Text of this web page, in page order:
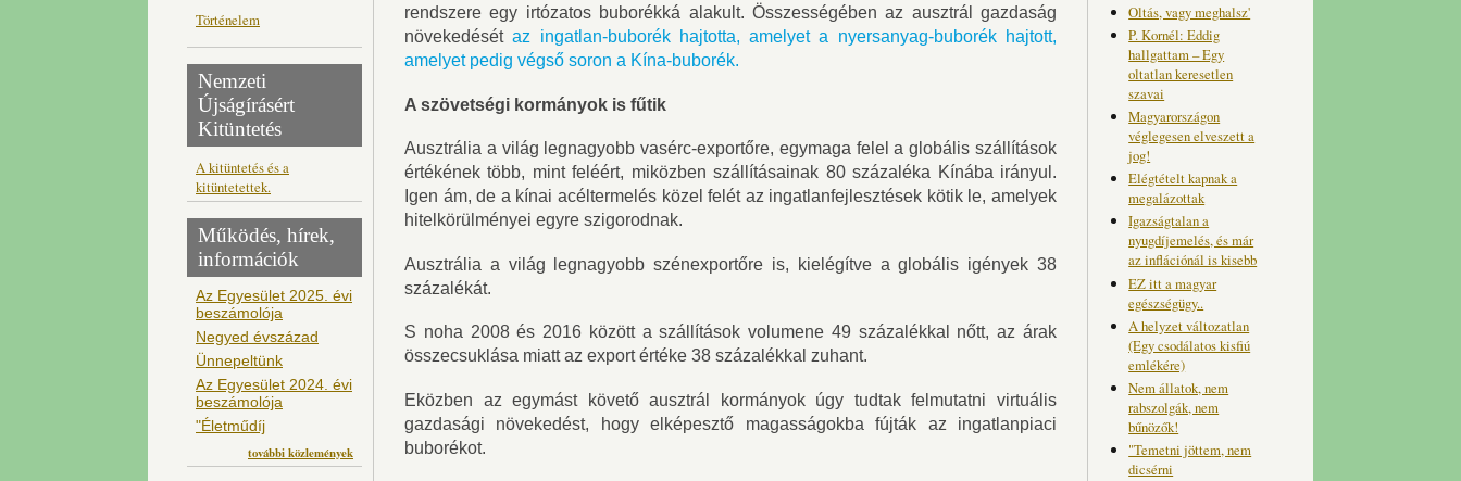
Történelem
Nemzeti
Újságírásért
Kitüntetés
A kitüntetés és a
kitüntetettek.
Működés, hírek,
információk
Az Egyesület 2025. évi
beszámolója
Negyed évszázad
Ünnepeltünk
Az Egyesület 2024. évi
beszámolója
"Életműdíj
további közlemények
rendszere egy irtózatos buborékká alakult. Összességében az ausztrál gazdaság
növekedésétaz ingatlan-buborék hajtotta, amelyet a nyersanyag-buborék hajtott,
amelyet pedig végső soron a Kína-buborék.
A szövetségi kormányok is fűtik
Ausztrália a világ legnagyobb vasérc-exportőre, egymaga felel a globális szállítások
értékének több, mint feléért, miközben szállításainak 80 százaléka Kínába irányul.
Igen ám, de a kínai acéltermelés közel felét az ingatlanfejlesztések kötik le, amelyek
hitelkörülményei egyre szigorodnak.
Ausztrália a világ legnagyobb szénexportőre is, kielégítve a globális igények 38
százalékát.
S noha 2008 és 2016 között a szállítások volumene 49 százalékkal nőtt, az árak
összecsuklása miatt az export értéke 38 százalékkal zuhant.
Eközben az egymást követő ausztrál kormányok úgy tudtak felmutatni virtuális
gazdasági növekedést, hogy elképesztő magasságokba fújták az ingatlanpiaci
buborékot.
Oltás, vagy meghalsz'
P. Kornél: Eddig
hallgattam – Egy
oltatlan keresetlen
szavai
Magyarországon
véglegesen elveszett a
jog!
Elégtételt kapnak a
megalázottak
Igazságtalan a
nyugdíjemelés, és már
az inflációnál is kisebb
EZ itt a magyar
egészségügy..
A helyzet változatlan
(Egy csodálatos kisfiú
emlékére)
Nem állatok, nem
rabszolgák, nem
bűnözők!
"Temetni jöttem, nem
dicsérni